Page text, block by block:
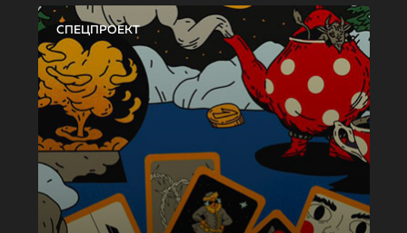
СПЕЦПРОЕКТ